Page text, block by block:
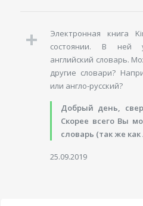
Электронная книга
состоянии. В ней
английский словарь.
другие словари?
или англо-русский?
Добрый день,
Скорее всего Вы
словарь (так же
25.09.2019